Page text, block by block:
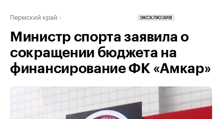
Пермский край ЭКСКЛЮЗИВ
Министр спорта заявила о
сокращении бюджета на
финансирование ФК «Амкар»